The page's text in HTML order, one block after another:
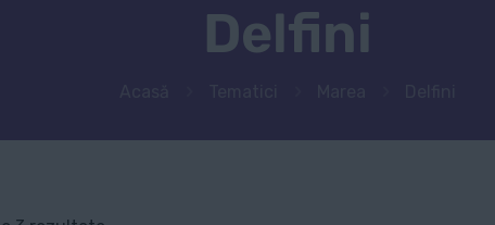
Delfini